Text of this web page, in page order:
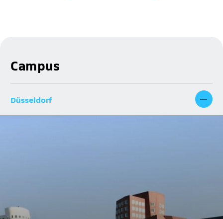
Campus
Düsseldorf